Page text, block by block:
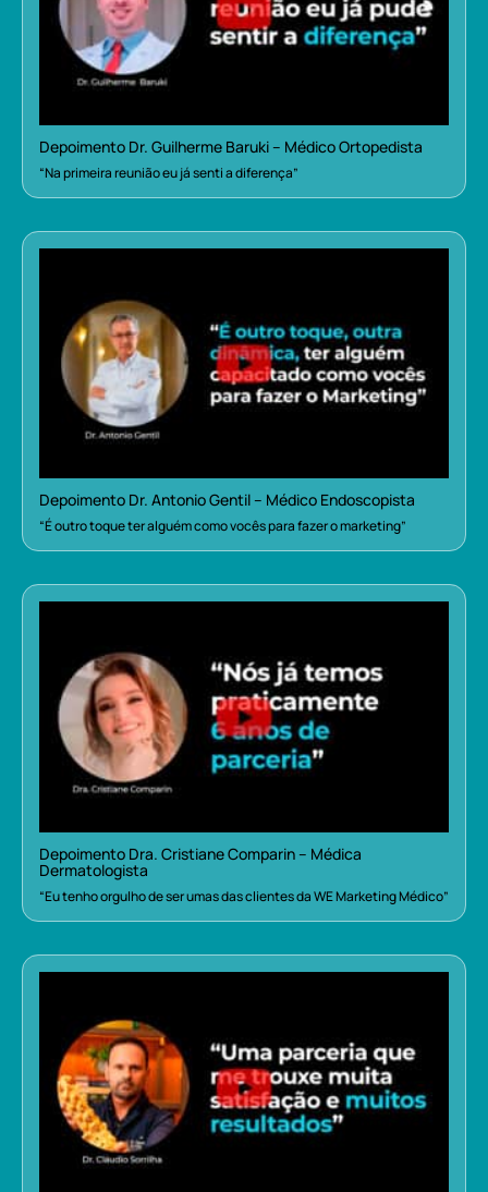
Depoimento Dr. Guilherme Baruki – Médico Ortopedista
“Na primeira reunião eu já senti a diferença”
Depoimento Dr. Antonio Gentil – Médico Endoscopista
“É outro toque ter alguém como vocês para fazer o marketing”
Depoimento Dra. Cristiane Comparin – Médica
Dermatologista
“Eu tenho orgulho de ser umas das clientes da WE Marketing Médico”